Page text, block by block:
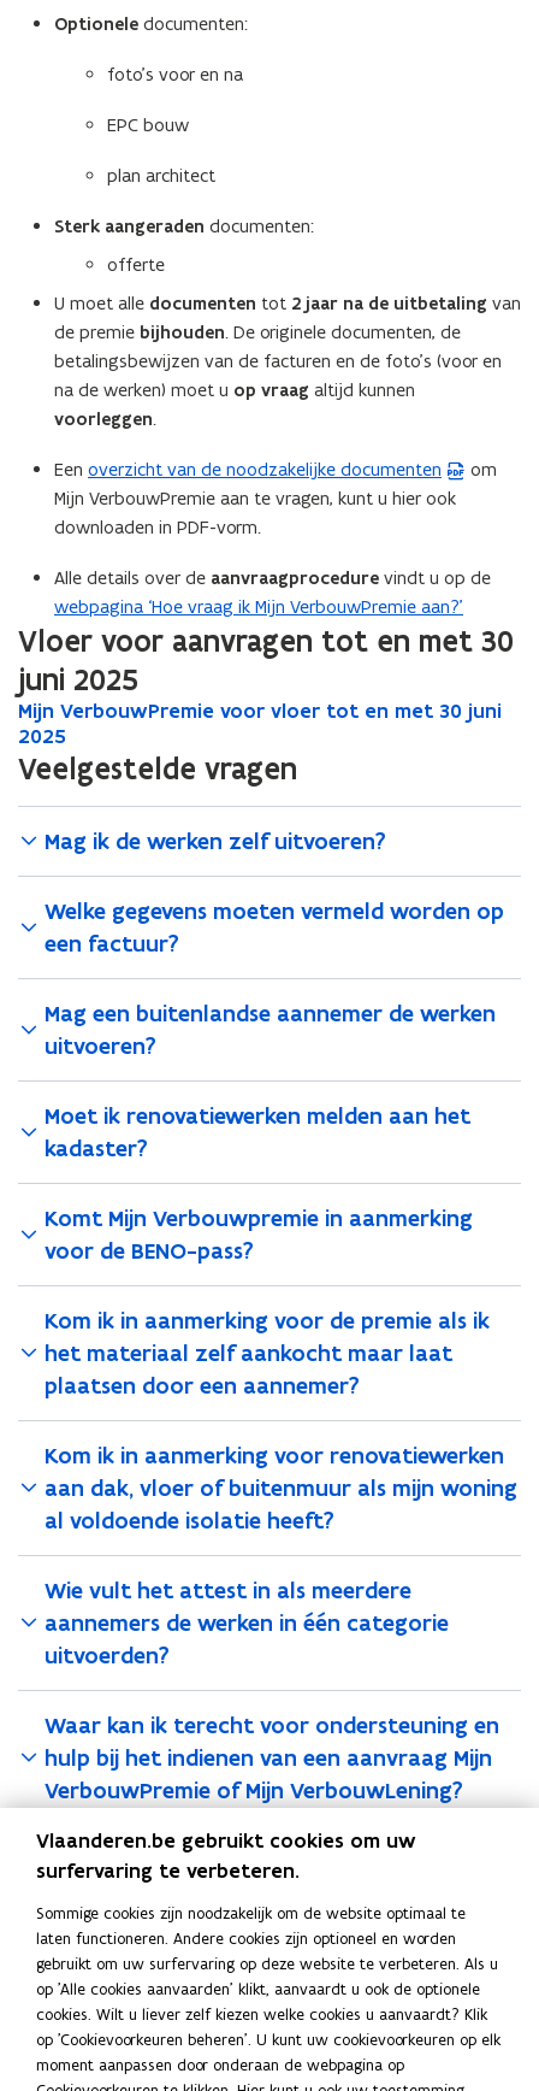
t
n
o
e
n
i
n
n
i
e
u
v
e
n
s
e
r
)
Optionele documenten:
foto’s voor en na
EPC bouw
plan architect
Sterk aangeraden documenten:
offerte
U moet alle documenten tot 2 jaar na de uitbetaling van
de premie bijhouden. De originele documenten, de
betalingsbewijzen van de facturen en de foto’s (voor en
na de werken) moet u op vraag altijd kunnen
voorleggen.
Een overzicht van de noodzakelijke documenten
(
P
D
b
e
s
t
a
d
o
e
n
t
e
u
w
e
s
t
e
om
Mijn VerbouwPremie aan te vragen, kunt u hier ook
downloaden in PDF-vorm.
Alle details over de aanvraagprocedure vindt u op de
webpagina ‘Hoe vraag ik Mijn VerbouwPremie aan?’
Vloer voor aanvragen tot en met 30
juni 2025
M
i
j
n
V
e
u
e
i
v
o
v
o
r
t
m
i
0
Mijn VerbouwPremie voor vloer tot en met 30 juni
2025
M
i
j
n
V
e
u
P
e
i
v
o
v
o
r
t
m
i
0
5
Veelgestelde vragen
Mag ik de werken zelf uitvoeren?
Welke gegevens moeten vermeld worden op
een factuur?
Mag een buitenlandse aannemer de werken
uitvoeren?
Moet ik renovatiewerken melden aan het
kadaster?
Komt Mijn Verbouwpremie in aanmerking
voor de BENO-pass?
Kom ik in aanmerking voor de premie als ik
het materiaal zelf aankocht maar laat
plaatsen door een aannemer?
Kom ik in aanmerking voor renovatiewerken
aan dak, vloer of buitenmuur als mijn woning
al voldoende isolatie heeft?
Wie vult het attest in als meerdere
aannemers de werken in één categorie
uitvoerden?
Waar kan ik terecht voor ondersteuning en
hulp bij het indienen van een aanvraag Mijn
VerbouwPremie of Mijn VerbouwLening?
Hoe toon ik aan dat een gebouw
direct/indirect verwarmd is?
Deel deze pagina
L
i
n
K
o
p
Vlaanderen.be gebruikt cookies om uw
surfervaring te verbeteren.
Sommige cookies zijn noodzakelijk om de website optimaal te
laten functioneren. Andere cookies zijn optioneel en worden
gebruikt om uw surfervaring op deze website te verbeteren. Als u
op 'Alle cookies aanvaarden' klikt, aanvaardt u ook de optionele
cookies. Wilt u liever zelf kiezen welke cookies u aanvaardt? Klik
op 'Cookievoorkeuren beheren'. U kunt uw cookievoorkeuren op elk
moment aanpassen door onderaan de webpagina op